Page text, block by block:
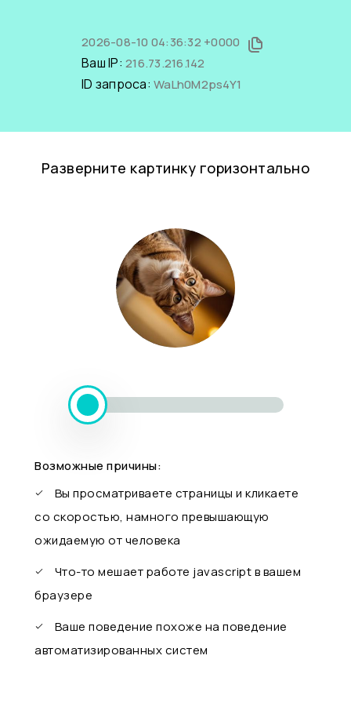
2026-08-10 04:36:32 +0000
Ваш IP: 216.73.216.142
ID запроса: WaLh0M2ps4Y1
Разверните картинку горизонтально
Возможные причины:
Вы просматриваете страницы и кликаете
со скоростью, намного превышающую
ожидаемую от человека
Что-то мешает работе javascript в вашем
браузере
Ваше поведение похоже на поведение
автоматизированных систем